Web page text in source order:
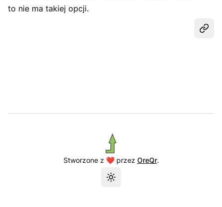
to nie ma takiej opcji.
Stworzone z ❤️ przez OreQr.
Przełącz motyw